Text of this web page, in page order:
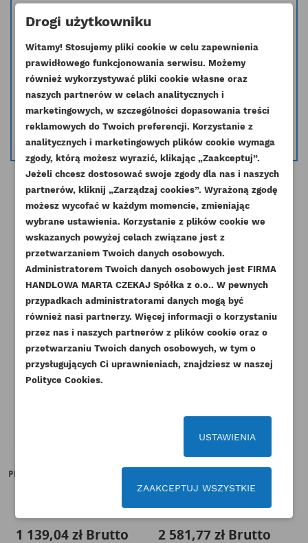
DODAJ DO LISTY ŻYCZEŃ
add_circle_outline Stwórz nową listę życzeń
UTWÓRZ LISTĘ ŻYCZEŃ
NAZWA LISTY ŻYCZEŃ
Anuluj Utwórz listę życzeń
ZALOGUJ SIĘ
Musisz być zalogowany by zapisać produkty na
swojej liście życzeń.
Anuluj Zaloguj się
Oryginalna turbosprężarka stosowana w silnikach 1004.4 serii AB
Inny symbol: 2674A301, 2674A317, 2674A076
Symbol producenta: 466674-5003S, 466674-0003, 466674-5005S,
466674-0005, 466674-5007S, 466674-0007
Masz wątpliwość czy dana część pasuje do Twojego silnika skontaktuj się
z nami i podaj nr seryjny silnika a my pomożemy dobrać odpowiednią
część.
info@esilniki24.pl
Pozostałe produkty w tej kategorii:
PERKINS TURBOSPRĘŻARKA AK
1 139,04 złBrutto
854E-E34TA ORYGINAŁ
IndeksT402181-ORG
2 581,77 złBrutto
Drogi użytkowniku
Witamy! Stosujemy pliki cookie w celu zapewnienia
prawidłowego funkcjonowania serwisu. Możemy
również wykorzystywać pliki cookie własne oraz
naszych partnerów w celach analitycznych i
marketingowych, w szczególności dopasowania treści
reklamowych do Twoich preferencji. Korzystanie z
analitycznych i marketingowych plików cookie wymaga
zgody, którą możesz wyrazić, klikając „Zaakceptuj”.
Jeżeli chcesz dostosować swoje zgody dla nas i naszych
partnerów, kliknij „Zarządzaj cookies”. Wyrażoną zgodę
możesz wycofać w każdym momencie, zmieniając
wybrane ustawienia. Korzystanie z plików cookie we
wskazanych powyżej celach związane jest z
przetwarzaniem Twoich danych osobowych.
Administratorem Twoich danych osobowych jest FIRMA
HANDLOWA MARTA CZEKAJ Spółka z o.o.. W pewnych
przypadkach administratorami danych mogą być
również nasi partnerzy. Więcej informacji o korzystaniu
przez nas i naszych partnerów z plików cookie oraz o
przetwarzaniu Twoich danych osobowych, w tym o
przysługujących Ci uprawnieniach, znajdziesz w naszej
Polityce Cookies.
USTAWIENIA
ZAAKCEPTUJ WSZYSTKIE